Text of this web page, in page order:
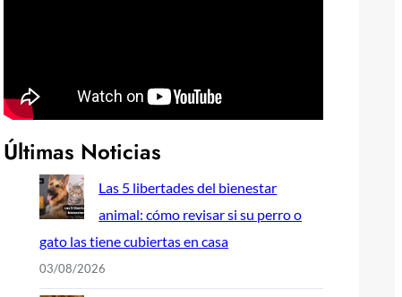
Últimas Noticias
Las 5 libertades del bienestar
animal: cómo revisar si su perro o
gato las tiene cubiertas en casa
03/08/2026